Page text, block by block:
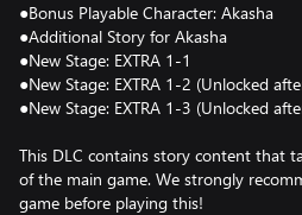
●Bonus Playable Character: Akasha
●Additional Story for Akasha
●New Stage: EXTRA 1-1
●New Stage: EXTRA 1-2 (Unlocked
●New Stage: EXTRA 1-3 (Unlocked
This DLC contains story content that
of the main game. We strongly
game before playing this!